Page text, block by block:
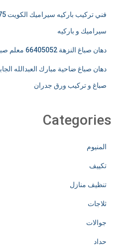
سيراميك و باركيه
دهان صباغ النزهة 66405052 معلم صباغ و تركيب ورق جدران
صباغ و تركيب ورق جدران
Categories
المنيوم
تكييف
تنظيف منازل
ثلاجات
جوالات
حداد